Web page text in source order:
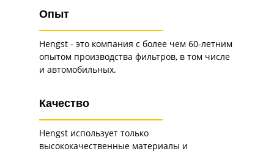
Опыт
Hengst - это компания с более чем 60-летним
опытом производства фильтров, в том числе
и автомобильных.
Качество
Hengst использует только
высококачественные материалы и